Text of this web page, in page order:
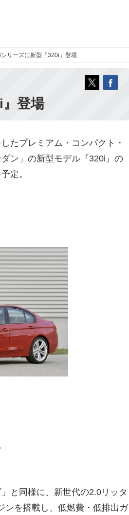
シリーズに新型『320i』登場
登場
たプレミアム・コンパクト・
ン」の新型モデル『320i』の
定。
と同様に、新世代の2.0リッタ
ンを搭載し、低燃費・低排出ガ